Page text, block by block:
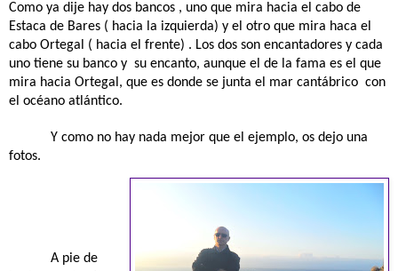
Como ya dije hay dos bancos , uno que mira hacia el cabo de
Estaca de Bares ( hacia la izquierda) y el otro que mira haca el
cabo Ortegal ( hacia el frente) . Los dos son encantadores y cada
uno tiene su banco y su encanto, aunque el de la fama es el que
mira hacia Ortegal, que es donde se junta el mar cantábrico con
el océano atlántico.
Y como no hay nada mejor que el ejemplo, os dejo una
fotos.
A pie de